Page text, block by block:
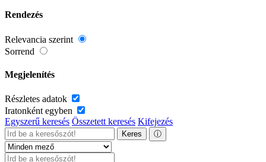
Rendezés
Relevancia szerint
Sorrend
Megjelenítés
Részletes adatok
Iratonként egyben
Egyszerű keresés Összetett keresés Kifejezés
Keres ⓘ